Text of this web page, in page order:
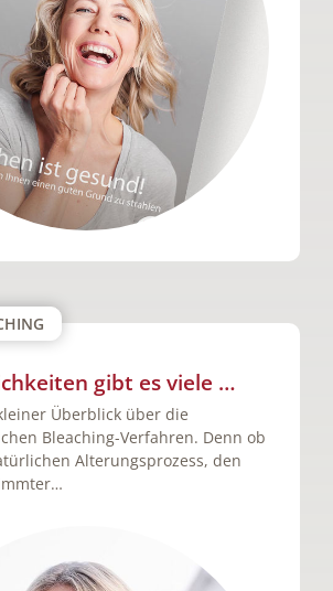
gibt es viele …
Überblick über die
Bleaching-Verfahren. Denn ob
Alterungsprozess, den